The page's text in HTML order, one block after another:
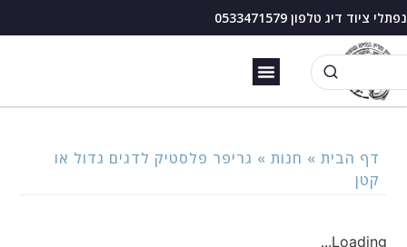
נפתלי ציוד דיג טלפון 0533471579
דף הבית » חנות » גריפר פלסטיק לדגים גדול או
קטן
Loading...